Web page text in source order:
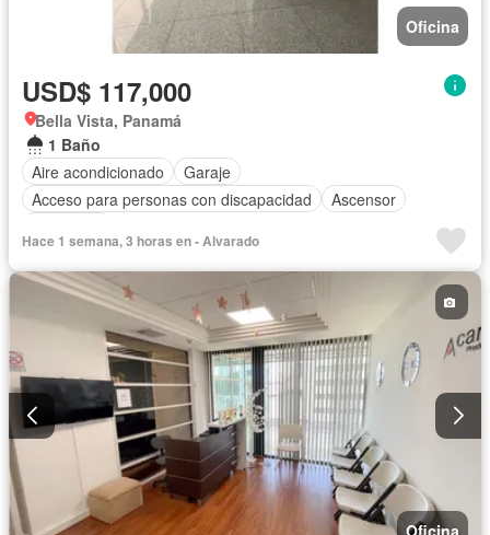
Oficina
USD$ 117,000
Bella Vista, Panamá
1 Baño
Aire acondicionado
Garaje
Acceso para personas con discapacidad
Ascensor
Hace 1 semana, 3 horas en - Alvarado
Oficina